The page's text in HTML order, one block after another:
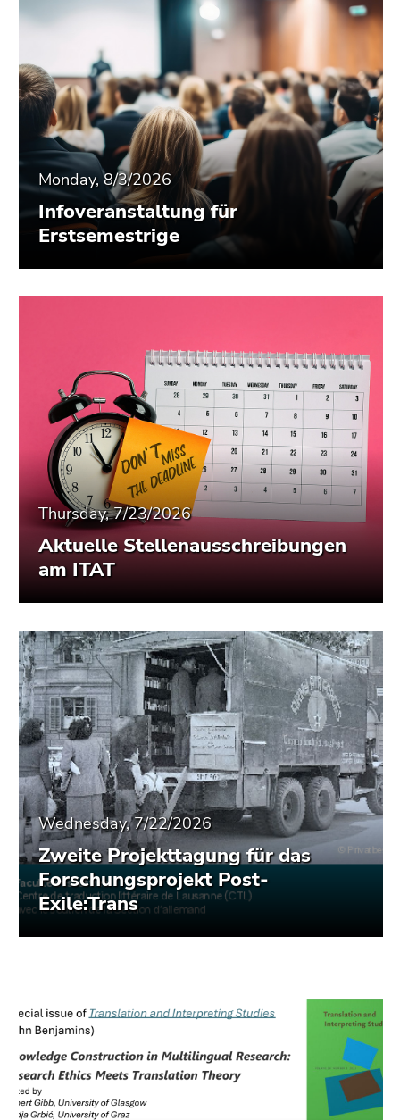
Monday, 8/3/2026
Infoveranstaltung für
Erstsemestrige
Thursday, 7/23/2026
Aktuelle Stellenausschreibungen
am ITAT
Wednesday, 7/22/2026
Zweite Projekttagung für das
Forschungsprojekt Post-
Exile:Trans